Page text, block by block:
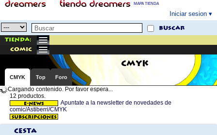
MAPA TIENDA
Iniciar sesion
buscar
Tienda:
comic
CMYK
CMYK Top Foro
Cargando contenido. Por favor espera...
12 productos.
Apuntate a la newsletter de novedades de
comic/Astiberri/CMYK
Cesta